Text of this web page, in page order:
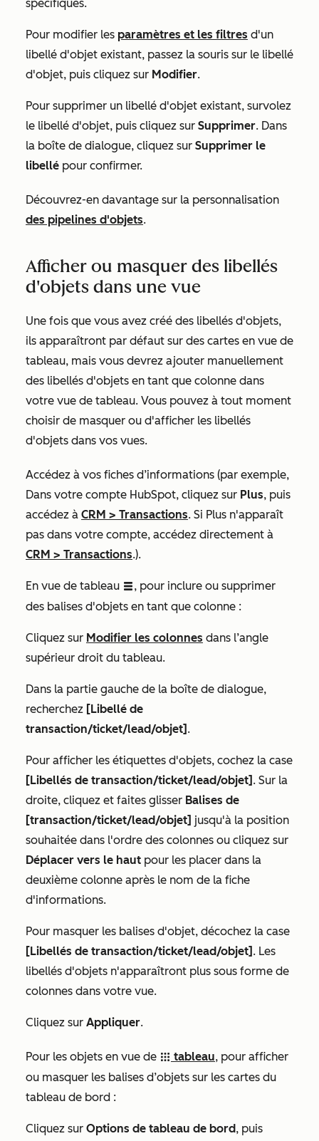
spécifiques.
Pour modifier les paramètres et les filtres d'un
libellé d'objet existant, passez la souris sur le libellé
d'objet, puis cliquez sur Modifier.
Pour supprimer un libellé d'objet existant, survolez
le libellé d'objet, puis cliquez sur Supprimer. Dans
la boîte de dialogue, cliquez sur Supprimer le
libellé pour confirmer.
Découvrez-en davantage sur la personnalisation
des pipelines d'objets.
Afficher ou masquer des libellés
d'objets dans une vue
Une fois que vous avez créé des libellés d'objets,
ils apparaîtront par défaut sur des cartes en vue de
tableau, mais vous devrez ajouter manuellement
des libellés d'objets en tant que colonne dans
votre vue de tableau. Vous pouvez à tout moment
choisir de masquer ou d'afficher les libellés
d'objets dans vos vues.
Accédez à vos fiches d’informations (par exemple,
Dans votre compte HubSpot, cliquez sur Plus, puis
accédez à CRM > Transactions. Si Plus n'apparaît
pas dans votre compte, accédez directement à
CRM > Transactions.).
En vue de tableau listView, pour inclure ou supprimer
des balises d'objets en tant que colonne :
Cliquez sur Modifier les colonnes dans l’angle
supérieur droit du tableau.
Dans la partie gauche de la boîte de dialogue,
recherchez [Libellé de
transaction/ticket/lead/objet] .
Pour afficher les étiquettes d'objets, cochez la case
[Libellés de transaction/ticket/lead/objet] . Sur la
droite, cliquez et faites glisser Balises de
[transaction/ticket/lead/objet] jusqu'à la position
souhaitée dans l'ordre des colonnes ou cliquez sur
Déplacer vers le haut pour les placer dans la
deuxième colonne après le nom de la fiche
d'informations.
Pour masquer les balises d'objet, décochez la case
[Libellés de transaction/ticket/lead/objet] . Les
libellés d'objets n'apparaîtront plus sous forme de
colonnes dans votre vue.
Cliquez sur Appliquer.
Pour les objets en vue de grid tableau, pour afficher
ou masquer les balises d’objets sur les cartes du
tableau de bord :
Cliquez sur Options de tableau de bord, puis